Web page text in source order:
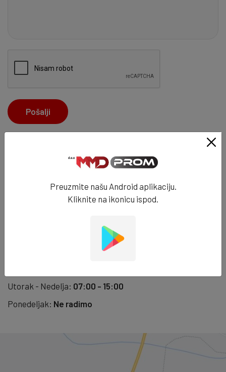
Pošalji
Kontakt informacije
76100 Brčko
+387 49 746 500
Utorak - Nedelja: 07:00 - 15:00
Ponedeljak: Ne radimo
Preuzmite našu Android aplikaciju.
Kliknite na ikonicu ispod.